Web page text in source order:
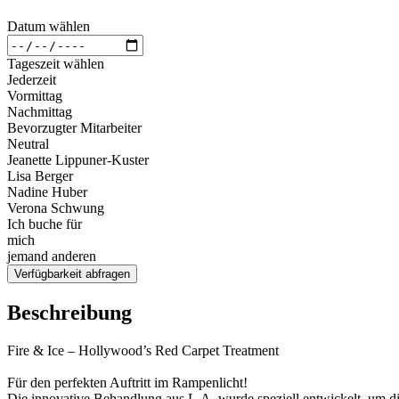
Datum wählen
Tageszeit wählen
Jederzeit
Vormittag
Nachmittag
Bevorzugter Mitarbeiter
Neutral
Jeanette Lippuner-Kuster
Lisa Berger
Nadine Huber
Verona Schwung
Ich buche für
mich
jemand anderen
Verfügbarkeit abfragen
Beschreibung
Fire & Ice – Hollywood’s Red Carpet Treatment
Für den perfekten Auftritt im Rampenlicht!